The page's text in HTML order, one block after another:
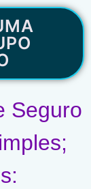
Seguro